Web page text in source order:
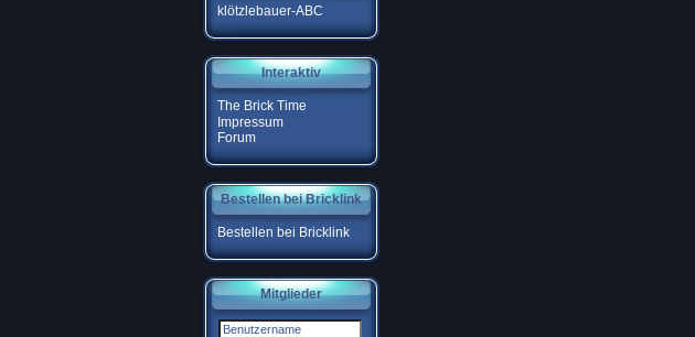
klötzlebauer-ABC
Interaktiv
The Brick Time
Impressum
Forum
Bestellen bei Bricklink
Bestellen bei Bricklink
Mitglieder